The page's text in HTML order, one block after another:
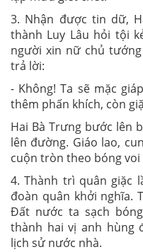
3. Nhận được tin dữ,
thành Luy Lâu hỏi tội
người xin nữ chủ
trả lời:
- Không! Ta sẽ mặc
thêm phấn khích, còn
Hai Bà Trưng bước lên
lên đường. Giáo lao,
cuộn tròn theo bóng voi
4. Thành trì quân giặc
đoàn quân khởi nghĩa.
Đất nước ta sạch
thành hai vị anh hùng
lịch sử nước nhà.